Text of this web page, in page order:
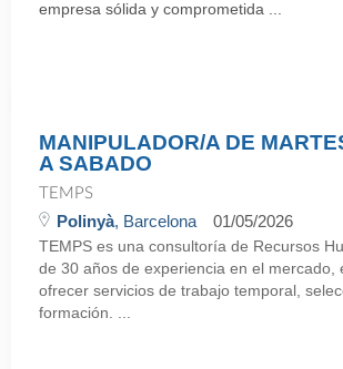
empresa sólida y comprometida ...
MANIPULADOR/A DE
A SABADO
TEMPS
Polinyà, Barcelona 01/05/2026
TEMPS es una consultoría de Recursos
de 30 años de experiencia en el mercado,
ofrecer servicios de trabajo temporal,
formación. ...